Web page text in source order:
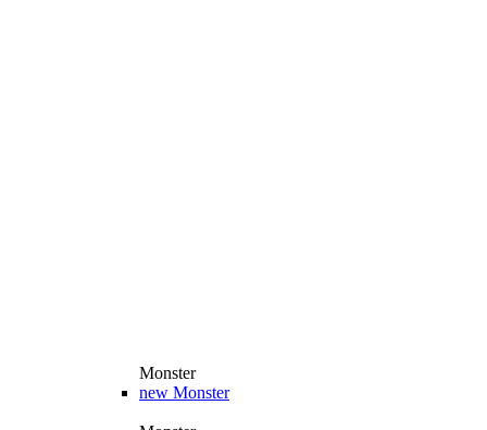
Monster
new Monster